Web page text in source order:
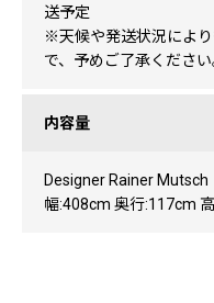
送予定
※天候や発送状況によ
で、予めご了承ください
内容量
Designer Rainer Mutsch
幅:408cm 奥行:117cm